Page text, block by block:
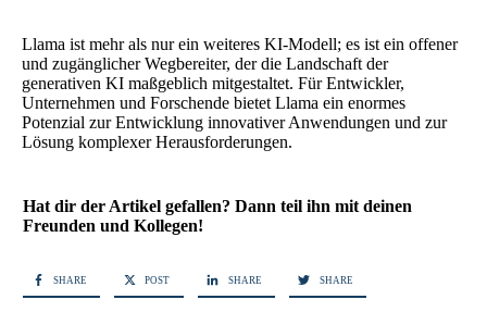
Llama ist mehr als nur ein weiteres KI-Modell; es ist ein offener
und zugänglicher Wegbereiter, der die Landschaft der
generativen KI maßgeblich mitgestaltet. Für Entwickler,
Unternehmen und Forschende bietet Llama ein enormes
Potenzial zur Entwicklung innovativer Anwendungen und zur
Lösung komplexer Herausforderungen.
Hat dir der Artikel gefallen? Dann teil ihn mit deinen
Freunden und Kollegen!
SHARE POST SHARE SHARE